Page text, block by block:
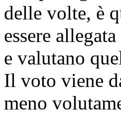
delle volte, è
essere
e valutano
Il voto viene
meno